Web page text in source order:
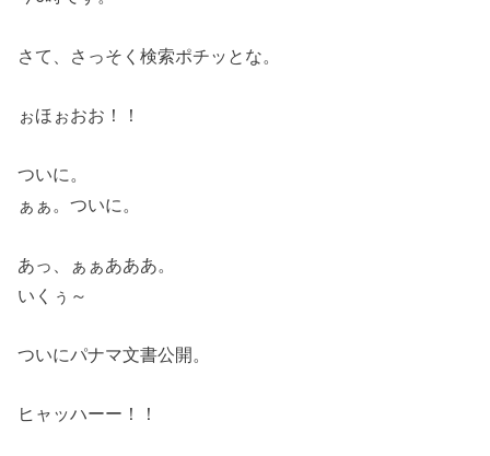
さて、さっそく検索ポチッとな。
ぉほぉおお！！
ついに。
ぁぁ。ついに。
あっ、ぁぁあああ。
いくぅ～
ついにパナマ文書公開。
ヒャッハーー！！